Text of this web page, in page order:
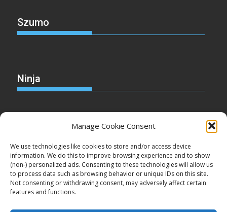
Manage Cookie Consent
We use technologies like cookies to store and/or access device
information. We do this to improve browsing experience and to show
(non-) personalized ads. Consenting to these technologies will allow us
to process data such as browsing behavior or unique IDs on this site.
Not consenting or withdrawing consent, may adversely affect certain
features and functions.
Szumo
Ninja
Cake